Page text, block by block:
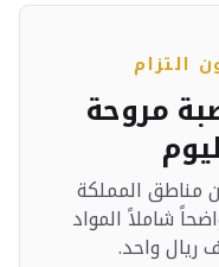
التزام
مروحة
مناطق المملكة
شاملاً المواد
ريال واحد.